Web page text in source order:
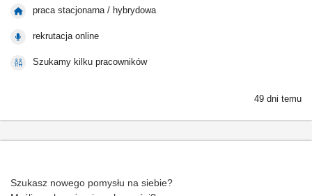
praca stacjonarna / hybrydowa
rekrutacja online
Szukamy kilku pracowników
49 dni temu
Szukasz nowego pomysłu na siebie?